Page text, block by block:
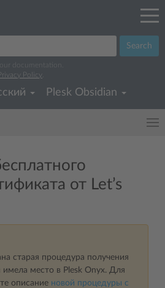
Search
documentation.
Privacy Policy
Plesk Obsidian
от Let’s
старая процедура получения
имела место в Plesk Onyx. Для
описание новой процедуры с